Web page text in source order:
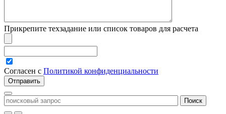
Прикрепите техзадание или список товаров для расчета
Согласен с Политикой конфиденциальности